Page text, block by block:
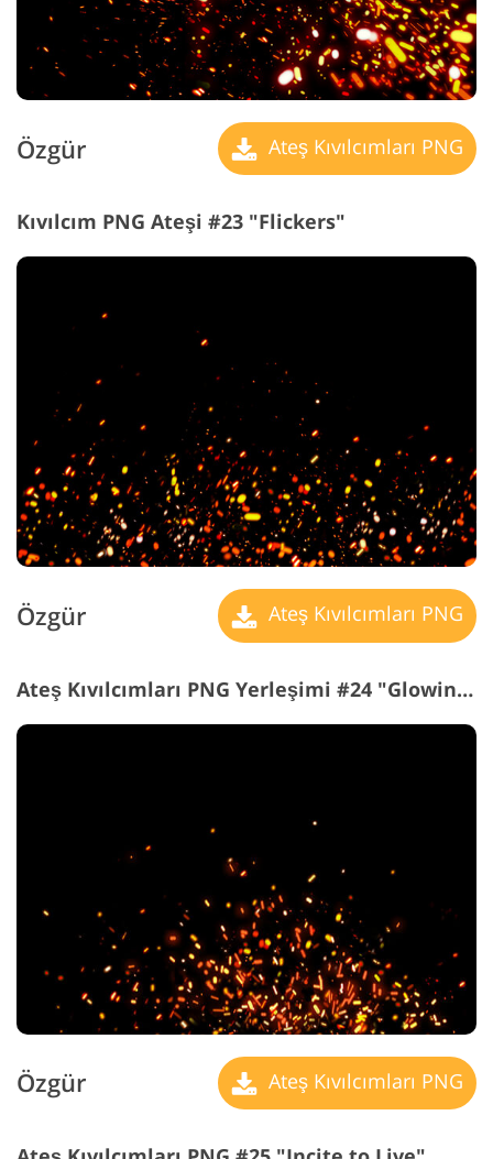
Özgür Ateş Kıvılcımları PNG
Kıvılcım PNG Ateşi #23 "Flickers"
Özgür Ateş Kıvılcımları PNG
Ateş Kıvılcımları PNG Yerleşimi #24 "Glowing Atoms"
Özgür Ateş Kıvılcımları PNG